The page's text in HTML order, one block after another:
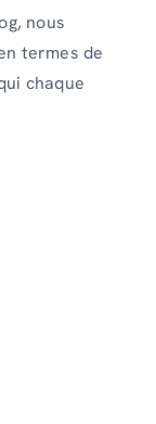
nous
termes de
chaque